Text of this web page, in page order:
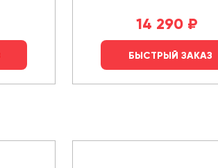
14 290 ₽
БЫСТРЫЙ ЗАКАЗ